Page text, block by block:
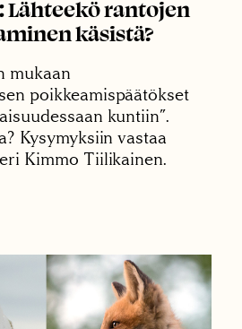
Lähteekö rantojen
käsistä?
mukaan
poikkeamispäätökset
kuntiin”.
Kysymyksiin vastaa
Kimmo Tiilikainen.